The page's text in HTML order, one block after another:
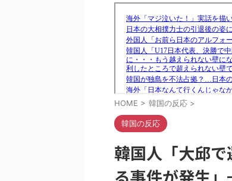
HOME > 韓国の反応 >
韓国の反応
韓国人「大邱